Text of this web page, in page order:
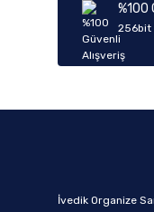
%100
256bit
İvedik Organize